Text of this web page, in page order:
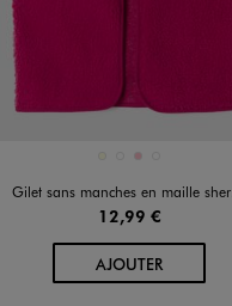
Disponible en 4 coloris
MARRON FONCE
ROSE
Gilet sans manches en maille sherpa fille
12,99 €
AJOUTERAU PANIER